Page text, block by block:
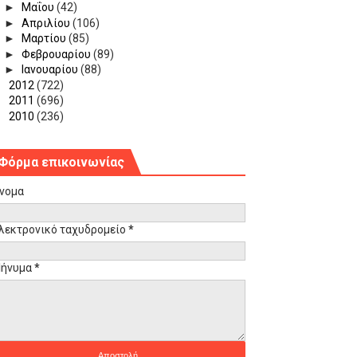
► Μαΐου(42)
►Απριλίου(106)
► Μαρτίου(85)
►Φεβρουαρίου(89)
►
Ιανουαρίου(88)
2012 (722)
2011 (696)
2010 (236)
επικοινωνίας
ταχυδρομείο *
*